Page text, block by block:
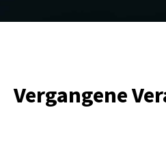
Vergangene